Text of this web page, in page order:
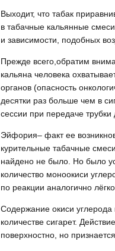
Выходит, что табак
в табачные кальянные
и зависимости, подобных
Прежде всего,обратим
кальяна человека
органов (опасность
десятки раз больше чем в
сессии при передаче трубки
Эйфория– факт ее
курительные табачные
найдено не было. Но было
количество моноокиси
по реакции аналогично
Содержание окиси
количестве сигарет.
поверхностно, но